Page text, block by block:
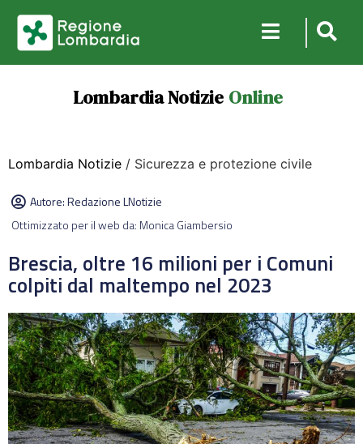
Lombardia Notizie Online
Lombardia Notizie / Sicurezza e protezione civile
Autore:Redazione LNotizie
Ottimizzato per il web da: Monica Giambersio
Brescia, oltre 16 milioni per i Comuni
colpiti dal maltempo nel 2023